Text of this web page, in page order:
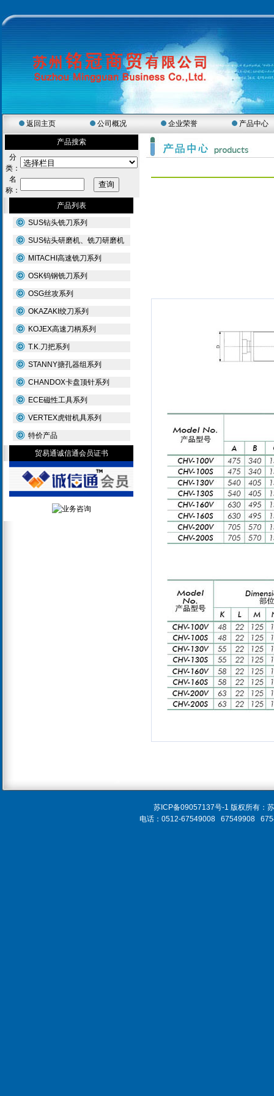
返回主页 公司概况 企业荣誉 产品中心
产品搜索
分
类：
名
称：
产品列表
SUS钻头铣刀系列
SUS钻头研磨机、铣刀研磨机
MITACHI高速铣刀系列
OSK钨钢铣刀系列
OSG丝攻系列
OKAZAKI绞刀系列
KOJEX高速刀柄系列
T.K.刀把系列
STANNY搪孔器组系列
CHANDOX卡盘顶针系列
ECE磁性工具系列
VERTEX虎钳机具系列
特价产品
贸易通诚信通会员证书
苏ICP备09057137号-1 版权所有
电话：0512-67549008 67549908